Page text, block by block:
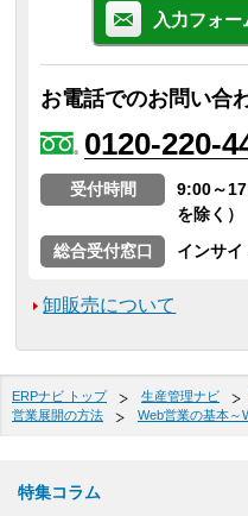
入力フォ
お電話でのお問い合
0120-220-
受付時間
9:00～
を除く）
総合受付窓口
インサ
卸販売について
ERPナビ トップ 生産管理ナビ
営業展開の方法
Web営業の基本～
特集コラム